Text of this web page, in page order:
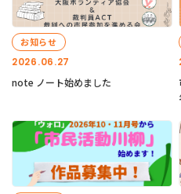
2026.06.27
お知らせ
note ノート始めました